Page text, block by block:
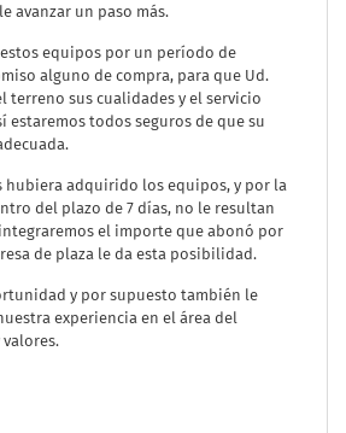
avanzar un paso más.
equipos por un período de
alguno de compra, para que Ud.
terreno sus cualidades y el servicio
estaremos todos seguros de que su
hubiera adquirido los equipos, y por la
del plazo de 7 días, no le resultan
el importe que abonó por
de plaza le da esta posibilidad.
y por supuesto también le
experiencia en el área del